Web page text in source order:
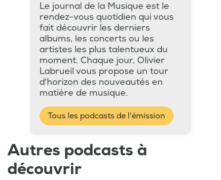
Le journal de la Musique est le
rendez-vous quotidien qui vous
fait découvrir les derniers
albums, les concerts ou les
artistes les plus talentueux du
moment. Chaque jour, Olivier
Labrueil vous propose un tour
d'horizon des nouveautés en
matière de musique.
Tous les podcasts de l'émission
Autres podcasts à
découvrir